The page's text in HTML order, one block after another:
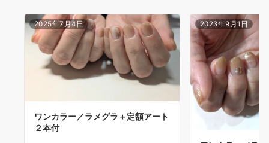
2025年7月4日
ワンカラー／ラメグラ＋定額アート
２本付
2023年9月1日